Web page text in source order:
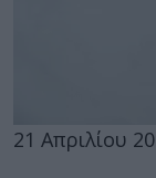
21 Απριλίου